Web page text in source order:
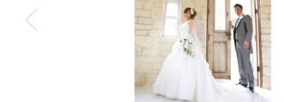
会食
家族用衣装レンタル
和装2着＋洋装2着のよくばりプランです♪
フォトウェディングにぴったりの満足コースです。。。